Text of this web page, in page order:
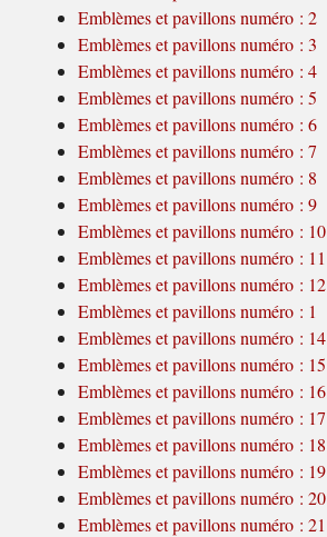
Emblèmes et pavillons numéro : 2
Emblèmes et pavillons numéro : 3
Emblèmes et pavillons numéro : 4
Emblèmes et pavillons numéro : 5
Emblèmes et pavillons numéro : 6
Emblèmes et pavillons numéro : 7
Emblèmes et pavillons numéro : 8
Emblèmes et pavillons numéro : 9
Emblèmes et pavillons numéro : 10
Emblèmes et pavillons numéro : 11
Emblèmes et pavillons numéro : 12
Emblèmes et pavillons numéro : 1
Emblèmes et pavillons numéro : 14
Emblèmes et pavillons numéro : 15
Emblèmes et pavillons numéro : 16
Emblèmes et pavillons numéro : 17
Emblèmes et pavillons numéro : 18
Emblèmes et pavillons numéro : 19
Emblèmes et pavillons numéro : 20
Emblèmes et pavillons numéro : 21